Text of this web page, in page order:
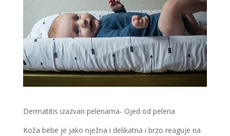
Dermatitis izazvan pelenama- Ojed od pelena
Koža bebe je jako nježna i delikatna i brzo reaguje na